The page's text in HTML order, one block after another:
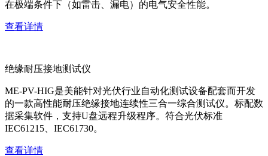
在极端条件下（如雷击、漏电）的电气安全性能。
查看详情
绝缘耐压接地测试仪
ME-PV-HIG是美能针对光伏行业自动化测试设备配套而开发
的一款高性能耐压绝缘接地连续性三合一综合测试仪。标配数
据采集软件，支持U盘远程升级程序。符合光伏标准
IEC61215、IEC61730。
查看详情